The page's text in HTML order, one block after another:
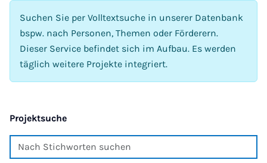
Suchen Sie per Volltextsuche in unserer Datenbank
bspw. nach Personen, Themen oder Förderern.
Dieser Service befindet sich im Aufbau. Es werden
täglich weitere Projekte integriert.
Projektsuche